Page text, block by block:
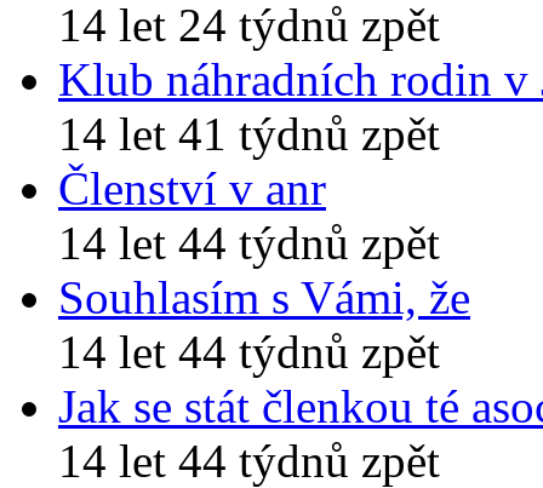
14 let 24 týdnů zpět
Klub náhradních rodin v
14 let 41 týdnů zpět
Členství v anr
14 let 44 týdnů zpět
Souhlasím s Vámi, že
14 let 44 týdnů zpět
Jak se stát členkou té
14 let 44 týdnů zpět